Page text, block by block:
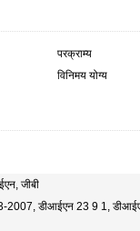
परक्राम्य
विनिमय योग्य
जीबी
2007, डीआईएन 23 9 1,